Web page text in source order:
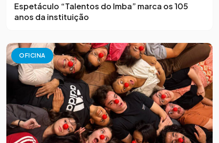
Espetáculo “Talentos do Imba” marca os 105
anos da instituição
OFICINA